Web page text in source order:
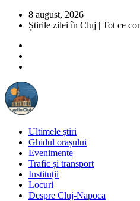
8 august, 2026
Știrile zilei în Cluj | Tot ce
Ultimele știri
Ghidul orașului
Evenimente
Trafic și transport
Instituții
Locuri
Despre Cluj-Napoca